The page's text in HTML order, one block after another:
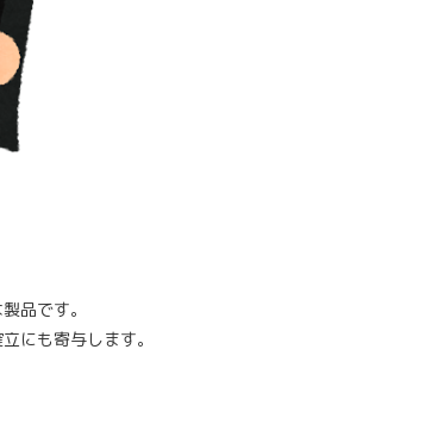
品です。
にも寄与します。